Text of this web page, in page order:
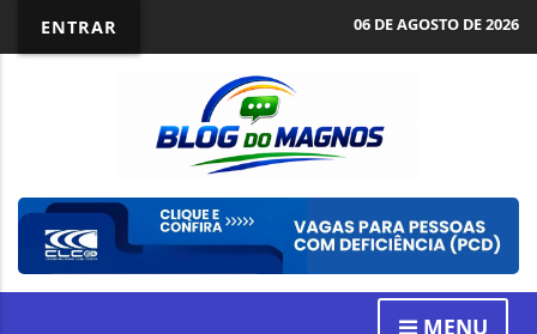
ENTRAR 06 DE AGOSTO DE 2026
MENU